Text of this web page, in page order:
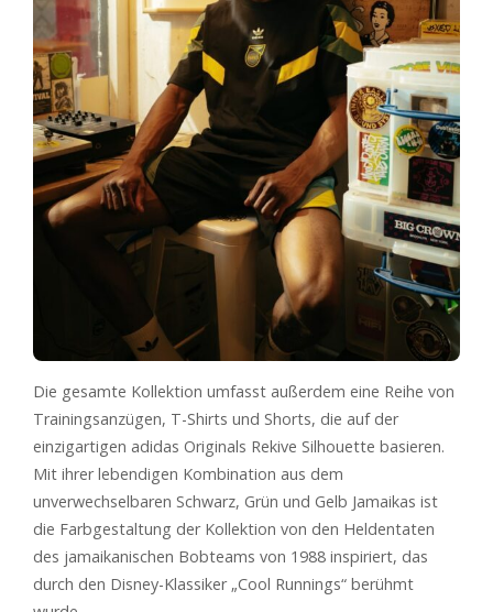
Die gesamte Kollektion umfasst außerdem eine Reihe von
Trainingsanzügen, T-Shirts und Shorts, die auf der
einzigartigen adidas Originals Rekive Silhouette basieren.
Mit ihrer lebendigen Kombination aus dem
unverwechselbaren Schwarz, Grün und Gelb Jamaikas ist
die Farbgestaltung der Kollektion von den Heldentaten
des jamaikanischen Bobteams von 1988 inspiriert, das
durch den Disney-Klassiker „Cool Runnings“ berühmt